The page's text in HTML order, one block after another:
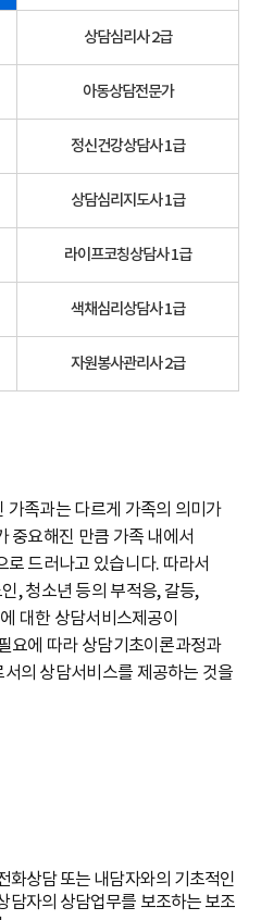
상담심리사 2급
아동상담전문가
정신건강상담사 1급
상담심리지도사 1급
라이프코칭상담사 1급
색채심리상담사 1급
자원봉사관리사 2급
가족과는 다르게 가족의 의미가
중요해진 만큼 가족 내에서
드러나고 있습니다. 따라서
, 청소년 등의 부적응, 갈등,
대한 상담서비스제공이
요에 따라 상담기초이론과정과
의 상담서비스를 제공하는 것을
화상담 또는 내담자와의 기초적인
담자의 상담업무를 보조하는 보조